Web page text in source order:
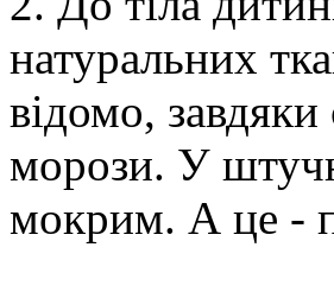
натуральних
відомо, завдяки
морози. У
мокрим. А це -